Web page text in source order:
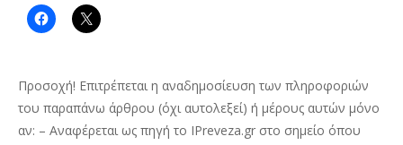
Προσοχή! Επιτρέπεται η αναδημοσίευση των πληροφοριών
του παραπάνω άρθρου (όχι αυτολεξεί) ή μέρους αυτών μόνο
αν: – Αναφέρεται ως πηγή το IPreveza.gr στο σημείο όπου